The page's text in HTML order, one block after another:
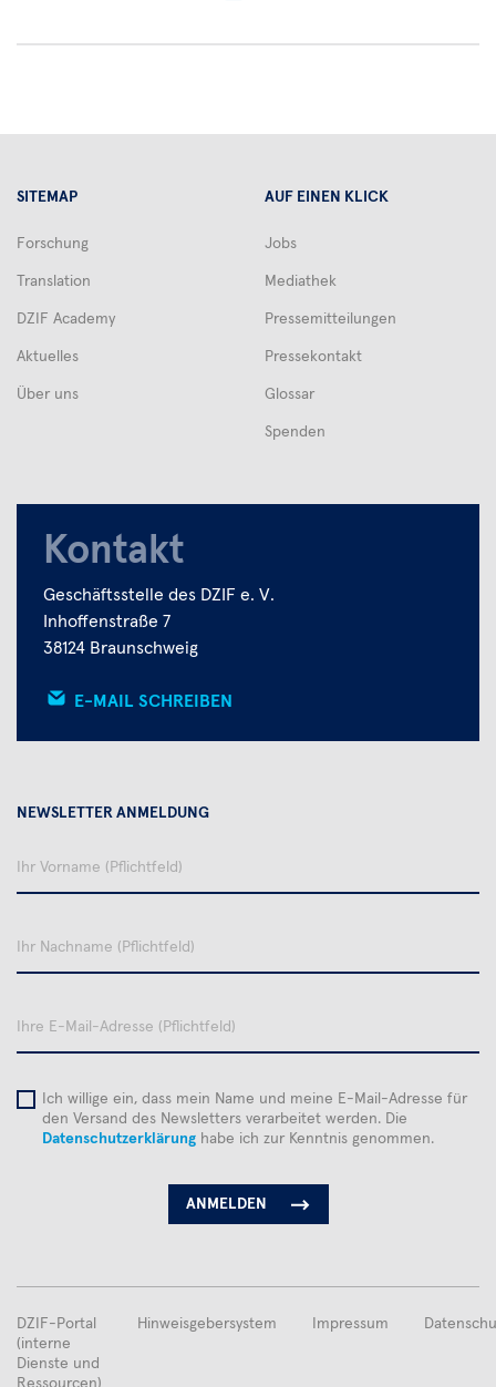
SITEMAP
Forschung
Translation
DZIF Academy
Aktuelles
Über uns
AUF EINEN KLICK
Jobs
Mediathek
Pressemitteilungen
Pressekontakt
Glossar
Spenden
NEWSLETTER ANMELDUNG
Ihr
Ihr
Ihre
Mail-
Ich willige ein, dass mein Name und meine E-Mail-Adresse für
den Versand des Newsletters verarbeitet werden. Die
Datenschutzerklärunghabe ich zur Kenntnis genommen.
Kontakt
Geschäftsstelle des DZIF e. V.
Inhoffenstraße 7
38124 Braunschweig
E-MAIL SCHREIBEN
DZIF-Portal
(interne
Dienste und
Ressourcen)
Hinweisgebersystem Impressum